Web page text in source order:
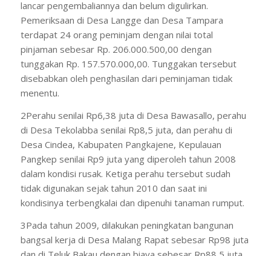
lancar pengembaliannya dan belum digulirkan.
Pemeriksaan di Desa Langge dan Desa Tampara
terdapat 24 orang peminjam dengan nilai total
pinjaman sebesar Rp. 206.000.500,00 dengan
tunggakan Rp. 157.570.000,00. Tunggakan tersebut
disebabkan oleh penghasilan dari peminjaman tidak
menentu.
2Perahu senilai Rp6,38 juta di Desa Bawasallo, perahu
di Desa Tekolabba senilai Rp8,5 juta, dan perahu di
Desa Cindea, Kabupaten Pangkajene, Kepulauan
Pangkep senilai Rp9 juta yang diperoleh tahun 2008
dalam kondisi rusak. Ketiga perahu tersebut sudah
tidak digunakan sejak tahun 2010 dan saat ini
kondisinya terbengkalai dan dipenuhi tanaman rumput.
3Pada tahun 2009, dilakukan peningkatan bangunan
bangsal kerja di Desa Malang Rapat sebesar Rp98 juta